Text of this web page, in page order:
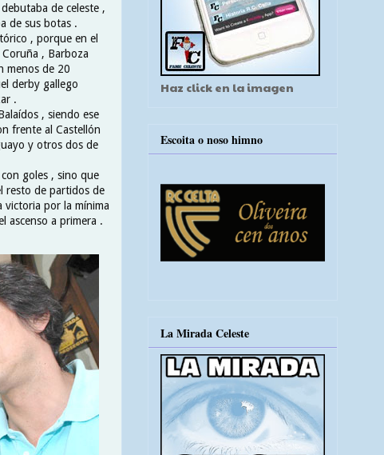
de celeste ,
de sus botas .
, porque en el
, Barboza
menos de 20
derby gallego
.
, siendo ese
frente al Castellón
y otros dos de
goles , sino que
resto de partidos de
victoria por la mínima
ascenso a primera .
Haz click en la imagen
Escoita o noso himno
La Mirada Celeste